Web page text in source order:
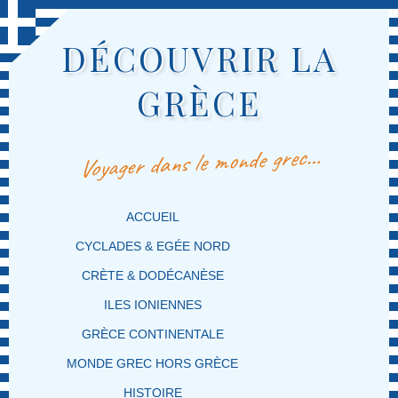
DÉCOUVRIR LA
GRÈCE
Voyager dans le monde grec…
MENU PRINCIPAL
MASQUER LA NAVIGATION PRINCIPALE
MASQUER LA NAVIGATION SECONDAIRE
ACCUEIL
CYCLADES & EGÉE NORD
CRÈTE & DODÉCANÈSE
ILES IONIENNES
GRÈCE CONTINENTALE
MONDE GREC HORS GRÈCE
HISTOIRE